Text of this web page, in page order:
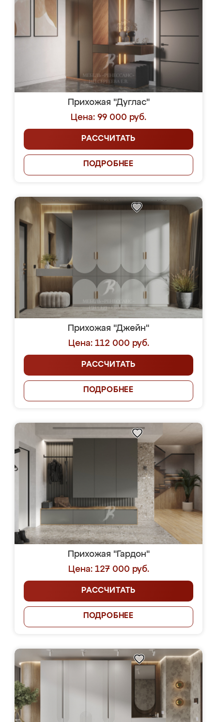
Прихожая "Дуглас"
Цена: 99 000 руб.
РАССЧИТАТЬ
ПОДРОБНЕЕ
Прихожая "Джейн"
Цена: 112 000 руб.
РАССЧИТАТЬ
ПОДРОБНЕЕ
Прихожая "Гардон"
Цена: 127 000 руб.
РАССЧИТАТЬ
ПОДРОБНЕЕ